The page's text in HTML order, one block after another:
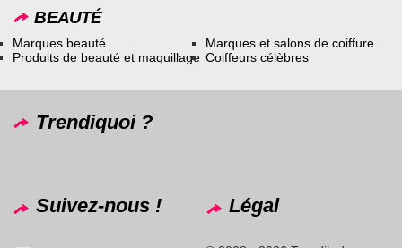
BEAUTÉ
Marques beauté
Produits de beauté et maquillage
Marques et salons de coiffure
Coiffeurs célèbres
Trendiquoi ?
Suivez-nous ! Légal